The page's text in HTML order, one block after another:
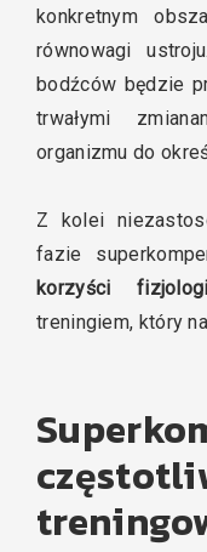
konkretnym
równowagi
bodźców będzie
trwałymi
organizmu do
Z kolei
fazie
korzyści
treningiem, który